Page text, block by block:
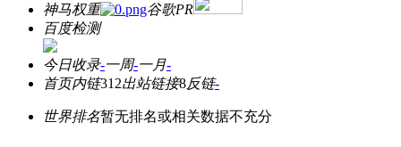
神马权重
谷歌PR
百度检测
今日收录-一周-一月-
首页内链312出站链接8反链-
世界排名暂无排名或相关数据不充分